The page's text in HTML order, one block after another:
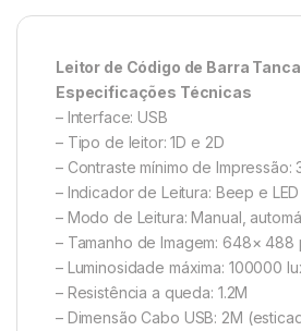
Leitor de Código de Barra
Especificações Técnicas
– Interface: USB
– Tipo de leitor: 1D e 2D
– Contraste mínimo de Impressão:
– Indicador de Leitura: Beep e LED
– Modo de Leitura: Manual,
– Tamanho de Imagem: 648× 488
– Luminosidade máxima: 100000
– Resistência a queda: 1.2M
– Dimensão Cabo USB: 2M